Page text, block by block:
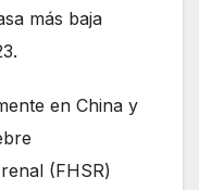
más baja
en China y
(FHSR)